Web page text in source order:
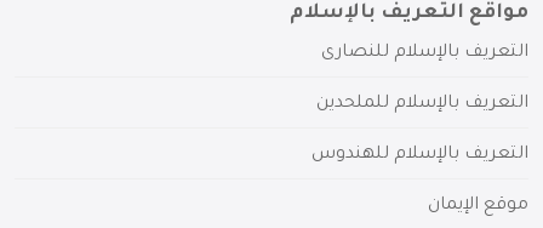
مواقع التعريف بالإسلام
التعريف بالإسلام للنصارى
التعريف بالإسلام للملحدين
التعريف بالإسلام للهندوس
موقع الإيمان